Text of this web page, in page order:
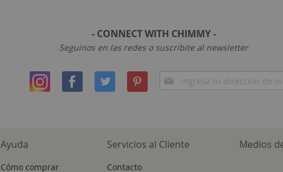
- CONNECT WITH CHIMMY -
Seguinos en las redes o suscribite al newsletter
Inscríbase
a
Ayuda
Cómo comprar
Servicios al Cliente
Contacto
Medios